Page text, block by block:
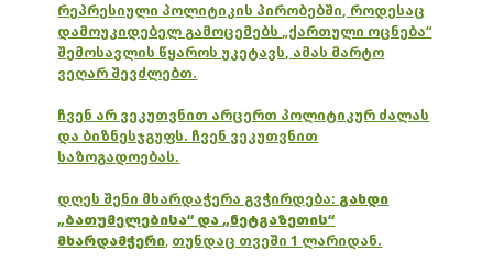
რეპრესიული პოლიტიკის პირობებში, როდესაც
დამოუკიდებელ გამოცემებს „ქართული ოცნება“
შემოსავლის წყაროს უკეტავს, ამას მარტო
ვეღარ შევძლებთ.
ჩვენ არ ვეკუთვნით არცერთ პოლიტიკურ ძალას
და ბიზნესჯგუფს. ჩვენ ვეკუთვნით
საზოგადოებას.
დღეს შენი მხარდაჭერა გვჭირდება: გახდი
„ბათუმელებისა“ და „ნეტგაზეთის“
მხარდამჭერი, თუნდაც თვეში 1 ლარიდან.